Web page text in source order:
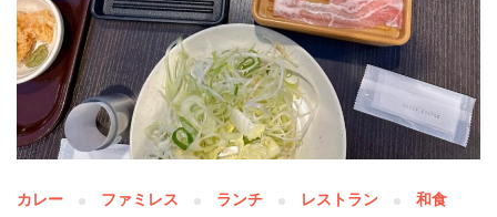
カレー ファミレス ランチ レストラン 和食